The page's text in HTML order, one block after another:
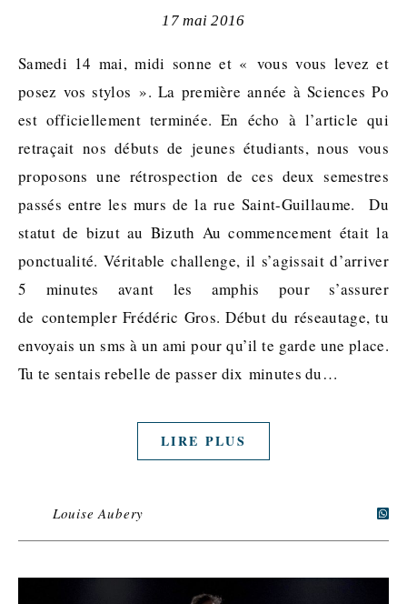
17 mai 2016
Samedi 14 mai, midi sonne et « vous vous levez et
posez vos stylos ». La première année à Sciences Po
est officiellement terminée. En écho à l’article qui
retraçait nos débuts de jeunes étudiants, nous vous
proposons une rétrospection de ces deux semestres
passés entre les murs de la rue Saint-Guillaume. Du
statut de bizut au Bizuth Au commencement était la
ponctualité. Véritable challenge, il s’agissait d’arriver
5 minutes avant les amphis pour s’assurer
de contempler Frédéric Gros. Début du réseautage, tu
envoyais un sms à un ami pour qu’il te garde une place.
Tu te sentais rebelle de passer dix minutes du…
LIRE PLUS
Louise Aubery